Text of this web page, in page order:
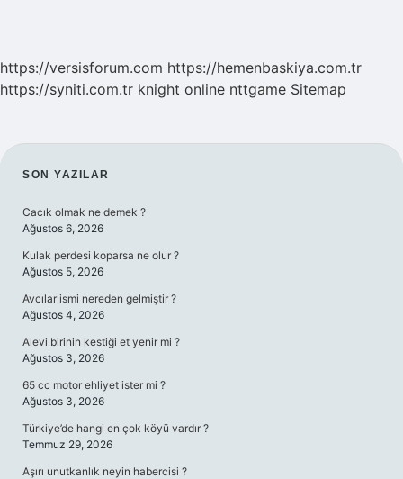
https://versisforum.com https://hemenbaskiya.com.tr
https://syniti.com.tr knight online nttgame Sitemap
SIDEBAR
SON YAZILAR
Cacık olmak ne demek ?
Ağustos 6, 2026
Kulak perdesi koparsa ne olur ?
Ağustos 5, 2026
Avcılar ismi nereden gelmiştir ?
Ağustos 4, 2026
Alevi birinin kestiği et yenir mi ?
Ağustos 3, 2026
65 cc motor ehliyet ister mi ?
Ağustos 3, 2026
Türkiye’de hangi en çok köyü vardır ?
Temmuz 29, 2026
Aşırı unutkanlık neyin habercisi ?